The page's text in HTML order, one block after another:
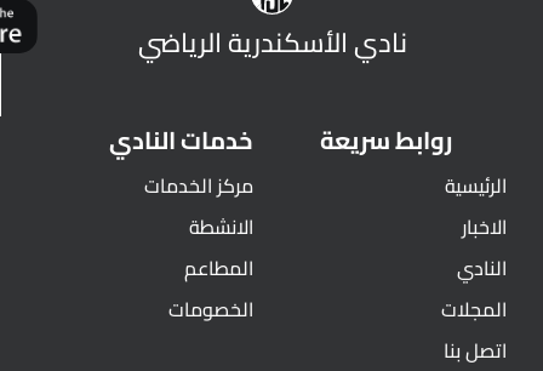
نادي الأسكندرية الرياضي
روابط سريعة
الرئيسية
الاخبار
النادي
المجلات
اتصل بنا
خدمات النادي
مركز الخدمات
الانشطة
المطاعم
الخصومات